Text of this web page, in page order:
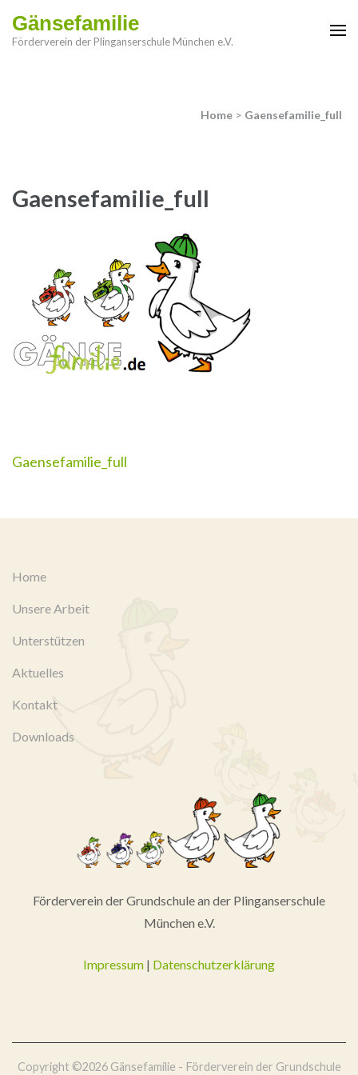
Gänsefamilie
Förderverein der Plinganserschule München e.V.
Home > Gaensefamilie_full
Gaensefamilie_full
Beitragsnavigation
Gaensefamilie_full
Home
Unsere Arbeit
Unterstützen
Aktuelles
Kontakt
Downloads
Förderverein der Grundschule an der Plinganserschule
München e.V.
Impressum | Datenschutzerklärung
Copyright ©2026 Gänsefamilie - Förderverein der Grundschule